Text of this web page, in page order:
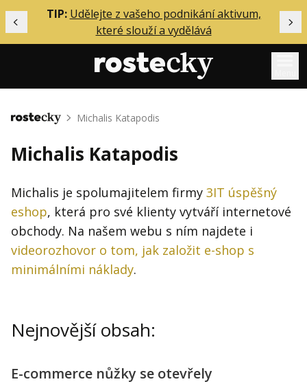
Předchozí
TIP: Udělejte z vašeho podnikání aktivum,
které slouží a vydělává
Mentoring
Solo
Akce
Inzerce
O mně
Obchodní podmínky
Hledaná fráze
Domů Michalis Katapodis
Michalis Katapodis
Michalis je spolumajitelem firmy 3IT úspěšný
eshop, která pro své klienty vytváří internetové
obchody. Na našem webu s ním najdete i
videorozhovor o tom, jak založit e-shop s
minimálními náklady.
Nejnovější obsah:
E-commerce nůžky se otevřely